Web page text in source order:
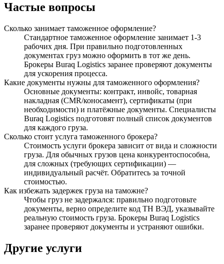
Частые вопросы
Сколько занимает таможенное оформление?
Стандартное таможенное оформление занимает 1-3
рабочих дня. При правильно подготовленных
документах груз можно оформить в тот же день.
Брокеры Buraq Logistics заранее проверяют документы
для ускорения процесса.
Какие документы нужны для таможенного оформления?
Основные документы: контракт, инвойс, товарная
накладная (CMR/коносамент), сертификаты (при
необходимости) и платёжные документы. Специалисты
Buraq Logistics подготовят полный список документов
для каждого груза.
Сколько стоит услуга таможенного брокера?
Стоимость услуги брокера зависит от вида и сложности
груза. Для обычных грузов цена конкурентоспособна,
для сложных (требующих сертификации) —
индивидуальный расчёт. Обратитесь за точной
стоимостью.
Как избежать задержек груза на таможне?
Чтобы груз не задержался: правильно подготовьте
документы, верно определите код ТН ВЭД, указывайте
реальную стоимость груза. Брокеры Buraq Logistics
заранее проверяют документы и устраняют ошибки.
Другие услуги